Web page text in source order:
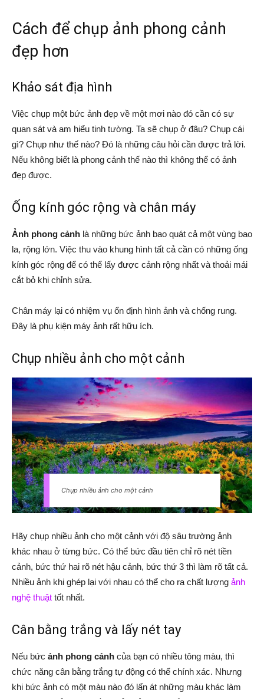
Cách để chụp ảnh phong cảnh
đẹp hơn
Khảo sát địa hình
Việc chụp một bức ảnh đẹp về một mơi nào đó cần có sự
quan sát và am hiểu tinh tường. Ta sẽ chụp ở đâu? Chụp cái
gì? Chụp như thế nào? Đó là những câu hỏi cần được trả lời.
Nếu không biết là phong cảnh thế nào thì không thể có ảnh
đẹp được.
Ống kính góc rộng và chân máy
Ảnh phong cảnh là những bức ảnh bao quát cả một vùng bao
la, rộng lớn. Việc thu vào khung hình tất cả cần có những ống
kính góc rộng để có thể lấy được cảnh rộng nhất và thoải mái
cắt bỏ khi chỉnh sửa.
Chân máy lại có nhiệm vụ ổn định hình ảnh và chống rung.
Đây là phụ kiện máy ảnh rất hữu ích.
Chụp nhiều ảnh cho một cảnh
Chụp nhiều ảnh cho một cảnh
Hãy chụp nhiều ảnh cho một cảnh với độ sâu trường ảnh
khác nhau ở từng bức. Có thể bức đầu tiên chỉ rõ nét tiền
cảnh, bức thứ hai rõ nét hậu cảnh, bức thứ 3 thì làm rõ tất cả.
Nhiều ảnh khi ghép lại với nhau có thể cho ra chất lượng ảnh
nghệ thuật tốt nhất.
Cân bằng trắng và lấy nét tay
Nếu bức ảnh phong cảnh của bạn có nhiều tông màu, thì
chức năng cân bằng trắng tự động có thể chính xác. Nhưng
khi bức ảnh có một màu nào đó lấn át những màu khác làm